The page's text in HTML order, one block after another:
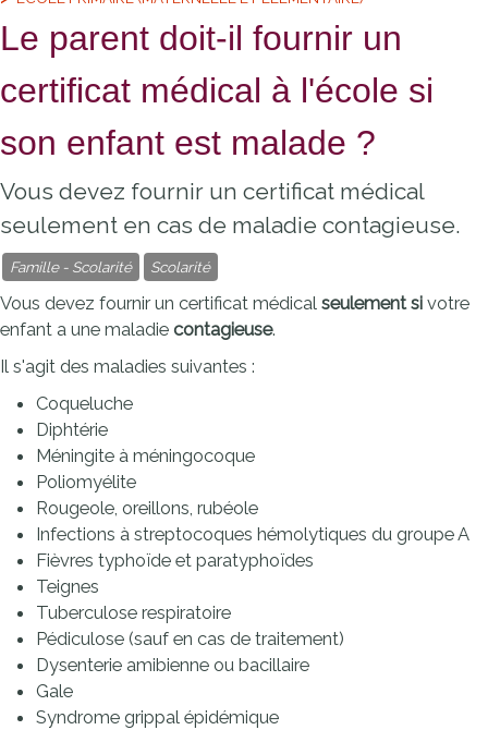
Le parent doit-il fournir un
certificat médical à l'école si
son enfant est malade ?
Vous devez fournir un certificat médical
seulement en cas de maladie contagieuse.
Famille - Scolarité Scolarité
Vous devez fournir un certificat médical seulement si votre
enfant a une maladie contagieuse.
Il s'agit des maladies suivantes :
Coqueluche
Diphtérie
Méningite à méningocoque
Poliomyélite
Rougeole, oreillons, rubéole
Infections à streptocoques hémolytiques du groupe A
Fièvres typhoïde et paratyphoïdes
Teignes
Tuberculose respiratoire
Pédiculose (sauf en cas de traitement)
Dysenterie amibienne ou bacillaire
Gale
Syndrome grippal épidémique